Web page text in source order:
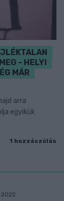
- HELYI
MÁR
arra
egyikük
1 hozzászólás
2022